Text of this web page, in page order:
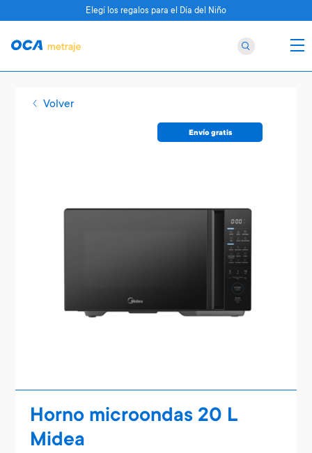
Volver
Envío gratis
Horno microondas 20 L
Midea
Elegí los regalos para el Día del Niño